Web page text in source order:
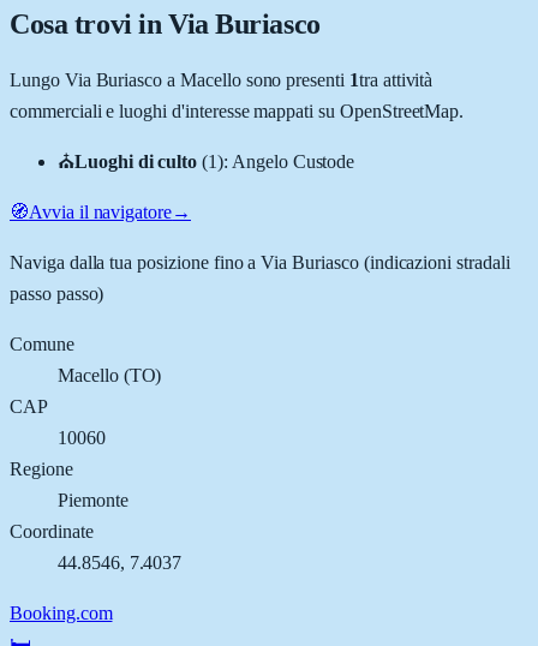
Cosa trovi in Via Buriasco
Lungo Via Buriasco aMacellosono presenti 1tra attività
commerciali e luoghi d'interesse mappati su OpenStreetMap.
⛪Luoghi di culto (1): Angelo Custode
🧭Avvia il navigatore→
Naviga dalla tua posizione fino aVia Buriasco(indicazioni stradali
passo passo)
Comune
Macello(TO)
CAP
10060
Regione
Piemonte
Coordinate
44.8546, 7.4037
Booking.com